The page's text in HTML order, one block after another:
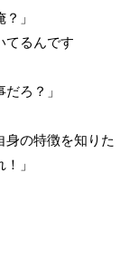
」
てるんです
ろ？」
身の特徴を知りた
」